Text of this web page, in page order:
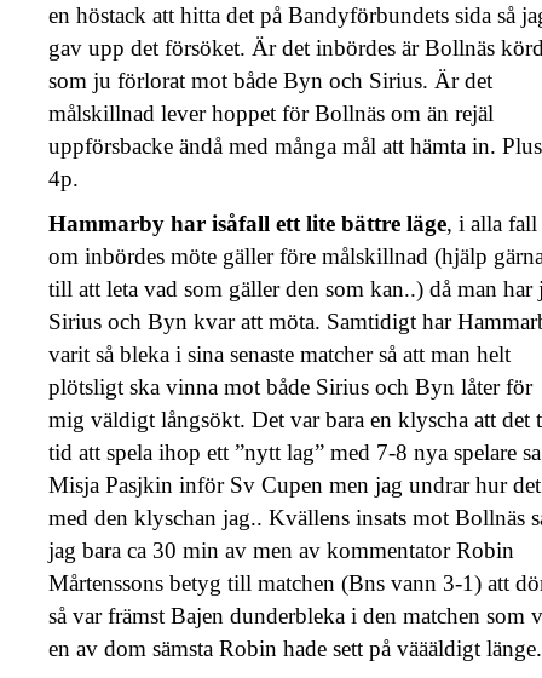
en höstack att hitta det på Bandyförbundets sida så
gav upp det försöket. Är det inbördes är Bollnäs
som ju förlorat mot både Byn och Sirius. Är det
målskillnad lever hoppet för Bollnäs om än rejäl
uppförsbacke ändå med många mål att hämta in. Plus
4p.
Hammarby har isåfall ett lite bättre läge, i alla fall
om inbördes möte gäller före målskillnad (hjälp
till att leta vad som gäller den som kan..) då man har
Sirius och Byn kvar att möta. Samtidigt har
varit så bleka i sina senaste matcher så att man helt
plötsligt ska vinna mot både Sirius och Byn låter för
mig väldigt långsökt. Det var bara en klyscha att det
tid att spela ihop ett ”nytt lag” med 7-8 nya spelare sa
Misja Pasjkin inför Sv Cupen men jag undrar hur
med den klyschan jag.. Kvällens insats mot Bollnäs
jag bara ca 30 min av men av kommentator Robin
Mårtenssons betyg till matchen (Bns vann 3-1) att
så var främst Bajen dunderbleka i den matchen som
en av dom sämsta Robin hade sett på väääldigt länge.